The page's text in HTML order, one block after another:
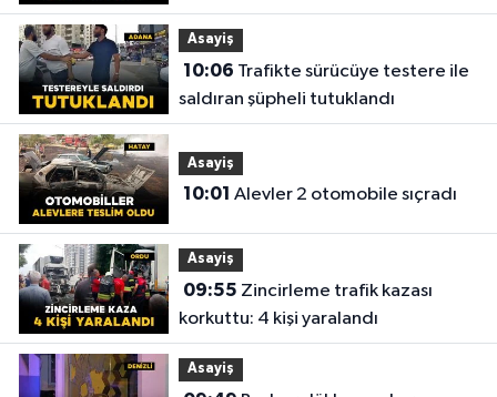
Asayiş
10:06
saldıran şüpheli tutuklandı
Asayiş
10:01 Alevler 2 otomobile sıçradı
Asayiş
09:55
korkuttu: 4 kişi yaralandı
Asayiş